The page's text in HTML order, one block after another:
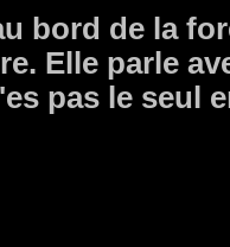
bord de la
Elle parle
pas le seul